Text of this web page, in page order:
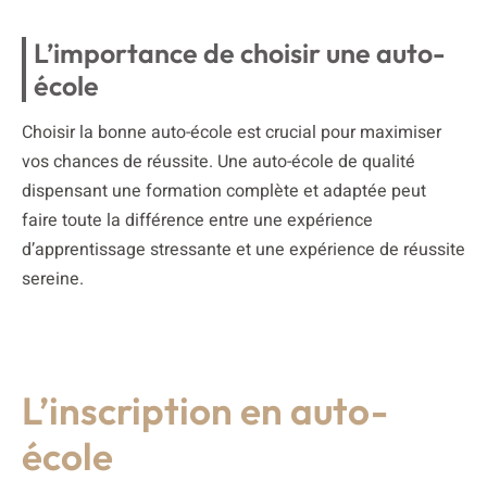
L’importance de choisir une auto-
école
Choisir la bonne auto-école est crucial pour maximiser
vos chances de réussite. Une auto-école de qualité
dispensant une formation complète et adaptée peut
faire toute la différence entre une expérience
d’apprentissage stressante et une expérience de réussite
sereine.
L’inscription en auto-
école